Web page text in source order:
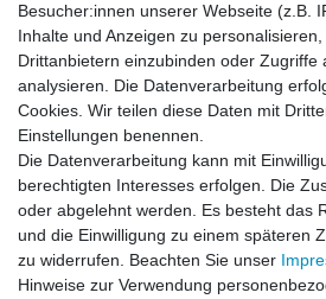
Zahlung und Versand
Barrierefreiheitserklärung
Vertrag widerrufen
Besucher:innen unserer Webseite (z.B.
Inhalte und Anzeigen zu
Drittanbietern einzubinden oder Zugriffe
analysieren. Die Datenverarbeitung
Cookies. Wir teilen diese Daten mit
Einstellungen benennen.
Die Datenverarbeitung kann mit
berechtigten Interesses erfolgen. Die
oder abgelehnt werden. Es besteht das
und die Einwilligung zu einem späteren
zu widerrufen. Beachten Sie unser
Hinweise zur Verwendung